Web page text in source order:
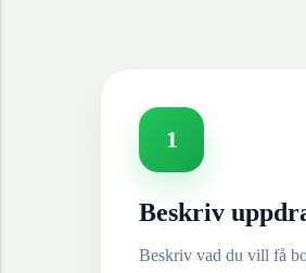
1
Beskriv
Beskriv vad du vill få